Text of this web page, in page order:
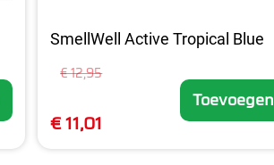
SmellWell Active Tropical Blue
€ 12,95
€ 11,01
Toevoegen